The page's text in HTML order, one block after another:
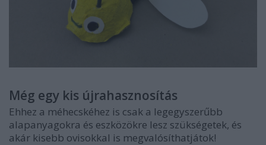
Még egy kis újrahasznosítás
Ehhez a méhecskéhez is csak a legegyszerűbb
alapanyagokra és eszközökre lesz szükségetek, és
akár kisebb ovisokkal is megvalósíthatjátok!